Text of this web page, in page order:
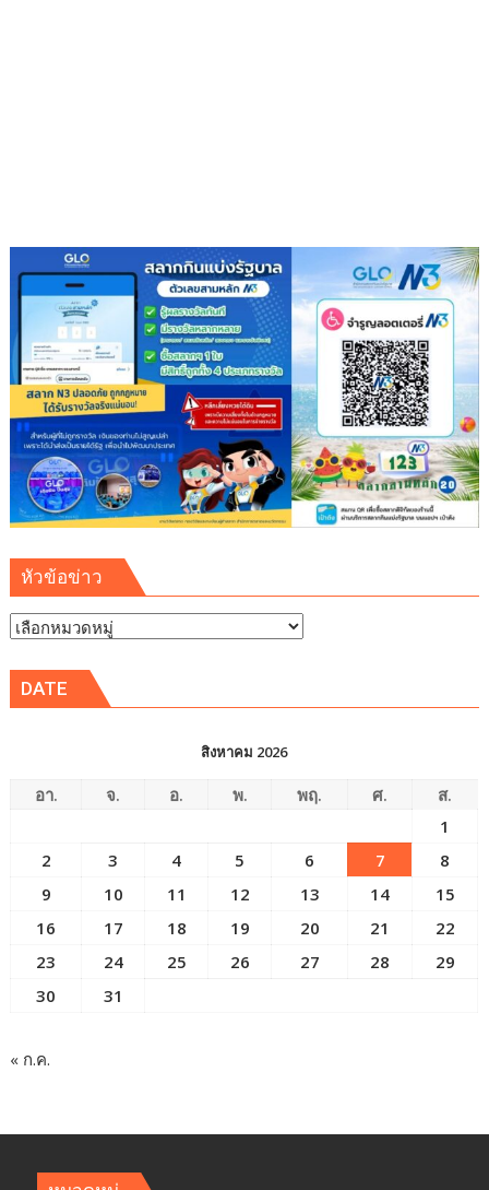
หัวข้อข่าว
หัวข้อ
DATE
สิงหาคม 2026
อา. จ. อ. พ. พฤ. ศ.
ส.
1
2
3 4 5 6 7
8
9
10 11 12 13 14
15
16
17 18 19 20 21
22
23
24 25 26 27 28
29
30
31
« ก.ค.